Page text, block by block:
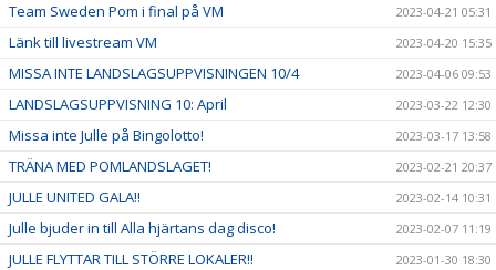
Team Sweden Pom i final på VM 2023-04-21 05:31
Länk till livestream VM 2023-04-20 15:35
MISSA INTE LANDSLAGSUPPVISNINGEN 10/4 2023-04-06 09:53
LANDSLAGSUPPVISNING 10: April 2023-03-22 12:30
Missa inte Julle på Bingolotto! 2023-03-17 13:58
TRÄNA MED POMLANDSLAGET! 2023-02-21 20:37
JULLE UNITED GALA!! 2023-02-14 10:31
Julle bjuder in till Alla hjärtans dag disco! 2023-02-07 11:19
JULLE FLYTTAR TILL STÖRRE LOKALER!! 2023-01-30 18:30